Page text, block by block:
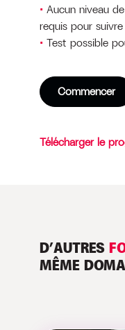
Aucun niveau
requis pour
Test possible
Commencer
Télécharger le
D’AUTRES
MÊME